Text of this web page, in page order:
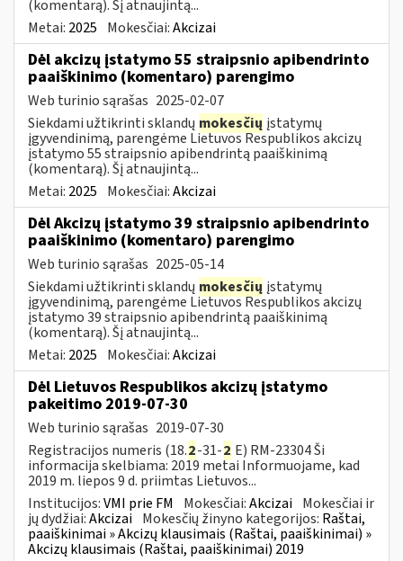
(komentarą). Šį atnaujintą...
Metai: 2025 Mokesčiai:Akcizai
Dėl akcizų įstatymo 55 straipsnio apibendrinto
paaiškinimo (komentaro) parengimo
Web turinio sąrašas 2025-02-07
Siekdami užtikrinti sklandų mokesčių įstatymų
įgyvendinimą, parengėme Lietuvos Respublikos akcizų
įstatymo 55 straipsnio apibendrintą paaiškinimą
(komentarą). Šį atnaujintą...
Metai: 2025 Mokesčiai:Akcizai
Dėl Akcizų įstatymo 39 straipsnio apibendrinto
paaiškinimo (komentaro) parengimo
Web turinio sąrašas 2025-05-14
Siekdami užtikrinti sklandų mokesčių įstatymų
įgyvendinimą, parengėme Lietuvos Respublikos akcizų
įstatymo 39 straipsnio apibendrintą paaiškinimą
(komentarą). Šį atnaujintą...
Metai: 2025 Mokesčiai:Akcizai
Dėl Lietuvos Respublikos akcizų įstatymo
pakeitimo 2019-07-30
Web turinio sąrašas 2019-07-30
Registracijos numeris (18.2-31-2 E) RM-23304 Ši
informacija skelbiama: 2019 metai Informuojame, kad
2019 m. liepos 9 d. priimtas Lietuvos...
Institucijos:VMI prie FM Mokesčiai:Akcizai Mokesčiai ir
jų dydžiai:Akcizai Mokesčių žinyno kategorijos: Raštai,
paaiškinimai » Akcizų klausimais (Raštai, paaiškinimai) »
Akcizų klausimais (Raštai, paaiškinimai) 2019